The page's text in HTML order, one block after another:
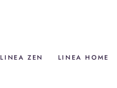
LINEA ZEN LINEA HOME